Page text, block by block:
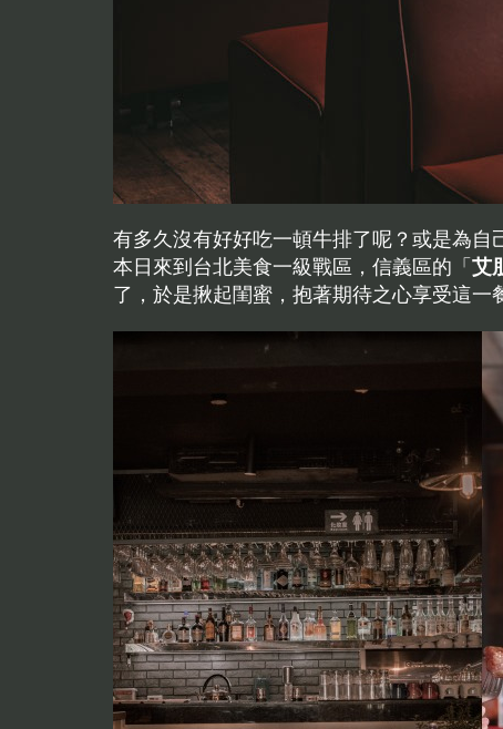
有多久沒有好好吃一頓牛排了呢？或是為自
本日來到台北美食一級戰區，信義區的「 艾
了，於是揪起閨蜜，抱著期待之心享受這一